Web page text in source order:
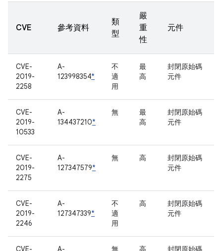
CVE 參考資料
類
型
嚴
重
性
元件
CVE-
2019-
2258
A-
123998354*
不
適
用
最
高
封閉原始碼
元件
CVE-
2019-
10533
A-
134437210*
無
最
高
封閉原始碼
元件
CVE-
2019-
2275
A-
127347579*
無 高
封閉原始碼
元件
CVE-
2019-
2246
A-
127347339*
不
適
用
高
封閉原始碼
元件
CVE-
A-
無 高
封閉原始碼